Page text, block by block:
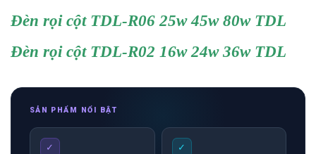
Đèn rọi cột TDL-R06 25w 45w 80w TDL
Đèn rọi cột TDL-R02 16w 24w 36w TDL
SẢN PHẨM NỔI BẬT
✓ ✓